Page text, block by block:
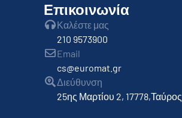
Επικοινωνία
Καλέστε μας
210 9573900
Email
cs@euromat.gr
Διεύθυνση
25ης Μαρτίου 2, 17778,Ταύρος